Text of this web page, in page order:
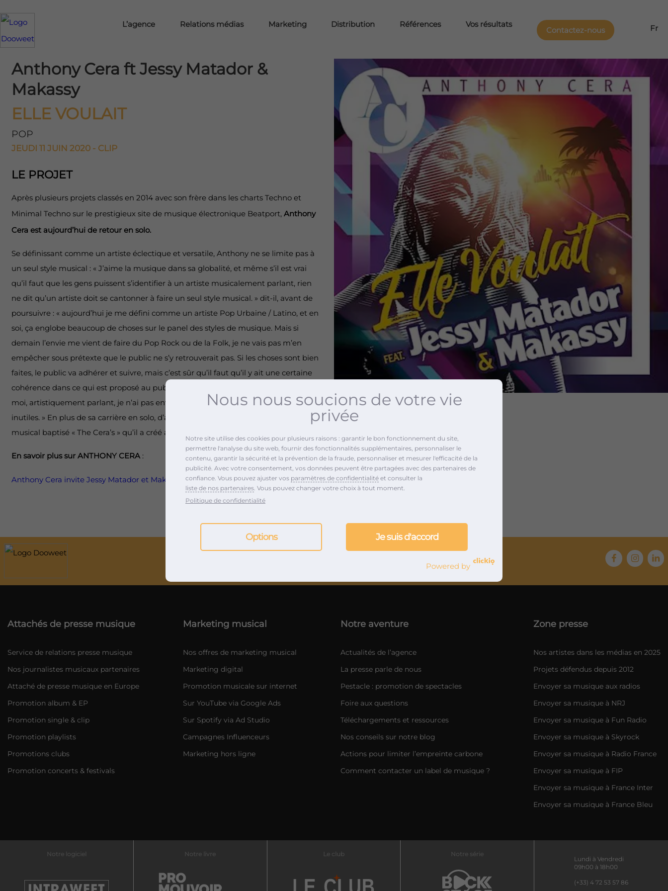
L’agence Relations médias Marketing Distribution Références Vos résultats
Contactez-nous Fr
Anthony Cera ft Jessy Matador &
Makassy
ELLE VOULAIT
POP
JEUDI 11 JUIN 2020 - CLIP
LE PROJET
Après plusieurs projets classés en 2014 avec son frère dans les charts Techno et
Minimal Techno sur le prestigieux site de musique électronique Beatport, Anthony
Cera est aujourd’hui de retour en solo.
Se définissant comme un artiste éclectique et versatile, Anthony ne se limite pas à
un seul style musical : « J’aime la musique dans sa globalité, et même s’il est vrai
qu’il faut que les gens puissent s’identifier à un artiste musicalement parlant, rien
ne dit qu’un artiste doit se cantonner à faire un seul style musical. » dit-il, avant de
poursuivre : « aujourd’hui je me défini comme un artiste Pop Urbaine / Latino, et en
soi, ça englobe beaucoup de choses sur le panel des styles de musique. Mais si
demain l’envie me vient de faire du Pop Rock ou de la Folk, je ne vais pas m’en
empêcher sous prétexte que le public ne s’y retrouverait pas. Si les choses sont bien
faites, le public va adhérer et suivre, mais c’est sûr qu’il faut qu’il y ait une certaine
cohérence dans ce qui est proposé au public. La musique n’a pas de frontières, et
moi, artistiquement parlant, je n’ai pas envie de me m’imposer des barrières
inutiles. » En plus de sa carrière en solo, d’autres projets arrivent avec le duo
musical baptisé « The Cera’s » qu’il a créé avec son frère.
En savoir plus sur ANTHONY CERA :
Anthony Cera invite Jessy Matador et Makassy pour un featuring d’exception !
Agence de relations presse musique et marketing musical depuis 2012
Attachés de presse musique
Service de relations presse musique
Nos journalistes musicaux partenaires
Attaché de presse musique en Europe
Promotion album & EP
Promotion single & clip
Promotion playlists
Promotions clubs
Promotion concerts & festivals
Marketing musical
Nos offres de marketing musical
Marketing digital
Promotion musicale sur internet
Sur YouTube via Google Ads
Sur Spotify via Ad Studio
Campagnes Influenceurs
Marketing hors ligne
Notre aventure
Actualités de l’agence
La presse parle de nous
Pestacle : promotion de spectacles
Foire aux questions
Téléchargements et ressources
Nos conseils sur notre blog
Actions pour limiter l’empreinte carbone
Comment contacter un label de musique ?
Zone presse
Nos artistes dans les médias en 2025
Projets défendus depuis 2012
Envoyer sa musique aux radios
Envoyer sa musique à NRJ
Envoyer sa musique à Fun Radio
Envoyer sa musique à Skyrock
Envoyer sa musique à Radio France
Envoyer sa musique à FIP
Envoyer sa musique à France Inter
Envoyer sa musique à France Bleu
Notre logiciel Notre livre Le club Notre série
Lundi à Vendredi
09h00 à 18h00
(+33) 4 72 53 57 86
Nous nous soucions de votre vie
privée
Notre site utilise des cookies pour plusieurs raisons : garantir le bon fonctionnement du site,
permettre l'analyse du site web, fournir des fonctionnalités supplémentaires, personnaliser le
contenu, garantir la sécurité et la prévention de la fraude, personnaliser et mesurer l'efficacité de la
publicité. Avec votre consentement, vos données peuvent être partagées avec des partenaires de
confiance. Vous pouvez ajuster vos paramètres de confidentialité et consulter la
liste de nos partenaires. Vous pouvez changer votre choix à tout moment.
Politique de confidentialité
Options Je suis d'accord
Powered by